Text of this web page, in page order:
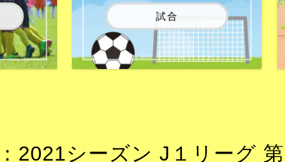
試合
2021シーズン J１リーグ